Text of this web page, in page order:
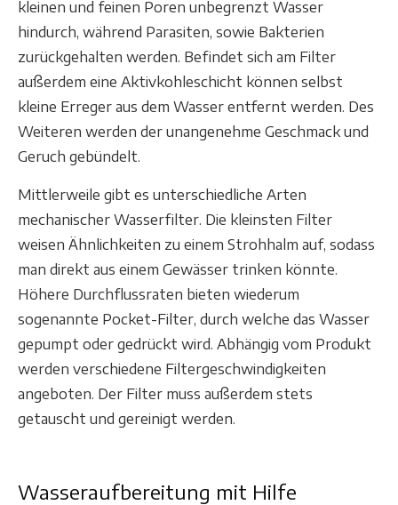
kleinen und feinen Poren unbegrenzt Wasser
hindurch, während Parasiten, sowie Bakterien
zurückgehalten werden. Befindet sich am Filter
außerdem eine Aktivkohleschicht können selbst
kleine Erreger aus dem Wasser entfernt werden. Des
Weiteren werden der unangenehme Geschmack und
Geruch gebündelt.
Mittlerweile gibt es unterschiedliche Arten
mechanischer Wasserfilter. Die kleinsten Filter
weisen Ähnlichkeiten zu einem Strohhalm auf, sodass
man direkt aus einem Gewässer trinken könnte.
Höhere Durchflussraten bieten wiederum
sogenannte Pocket-Filter, durch welche das Wasser
gepumpt oder gedrückt wird. Abhängig vom Produkt
werden verschiedene Filtergeschwindigkeiten
angeboten. Der Filter muss außerdem stets
getauscht und gereinigt werden.
Wasseraufbereitung mit Hilfe